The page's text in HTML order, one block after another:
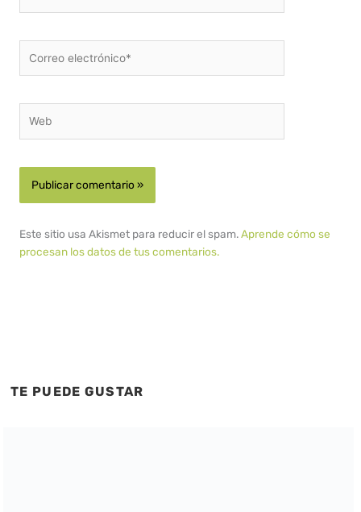
electrónico*
Este sitio usa Akismet para reducir el spam.Aprende cómo se
procesan los datos de tus comentarios.
TE PUEDE GUSTAR